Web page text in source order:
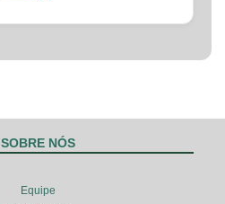
SOBRE NÓS
Equipe